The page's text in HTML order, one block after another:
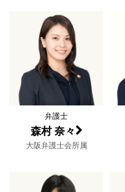
弁護士
森村 奈々
大阪弁護士会所属